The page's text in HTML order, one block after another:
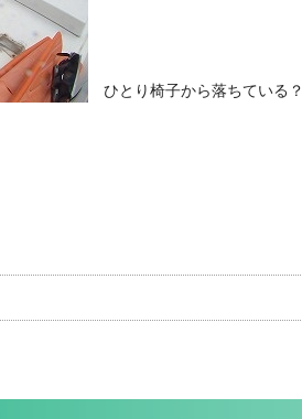
ひとり椅子から落ちている？